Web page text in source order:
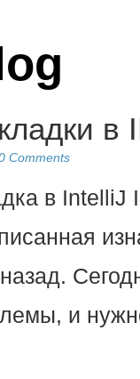
в
Comments
в IntelliJ
и